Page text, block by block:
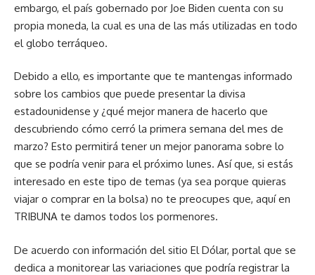
embargo, el país gobernado por Joe Biden cuenta con su
propia moneda, la cual es una de las más utilizadas en todo
el globo terráqueo.
Debido a ello, es importante que te mantengas informado
sobre los cambios que puede presentar la divisa
estadounidense y ¿qué mejor manera de hacerlo que
descubriendo cómo cerró la primera semana del mes de
marzo? Esto permitirá tener un mejor panorama sobre lo
que se podría venir para el próximo lunes. Así que, si estás
interesado en este tipo de temas (ya sea porque quieras
viajar o comprar en la bolsa) no te preocupes que, aquí en
TRIBUNA te damos todos los pormenores.
De acuerdo con información del sitio El Dólar, portal que se
dedica a monitorear las variaciones que podría registrar la